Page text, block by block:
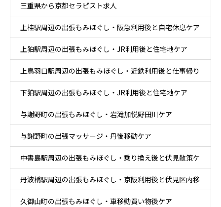
三重県から京都セラピスト求人
上桂駅周辺の出張もみほぐし・阪急利用後と自宅休息ケア
上狛駅周辺の出張もみほぐし・JR利用後と住宅地ケア
上鳥羽口駅周辺の出張もみほぐし・近鉄利用後と仕事帰り
ケア
下狛駅周辺の出張もみほぐし・JR利用後と住宅地ケア
与謝野町の出張もみほぐし・岩滝加悦野田川ケア
与謝野町の出張マッサージ・丹後移動ケア
中書島駅周辺の出張もみほぐし・乗り換え後と伏見散策ケ
ア
丹波橋駅周辺の出張もみほぐし・京阪利用後と伏見区内移
動ケア
久御山町の出張もみほぐし・車移動買い物後ケア